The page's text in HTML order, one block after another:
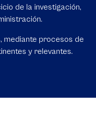
de la investigación,
mediante procesos de
y relevantes.